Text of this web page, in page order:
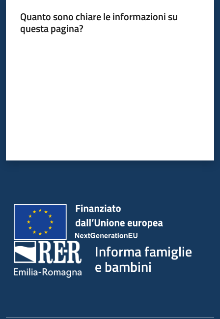
Quanto sono chiare le informazioni su
questa pagina?
Informa famiglie
e bambini